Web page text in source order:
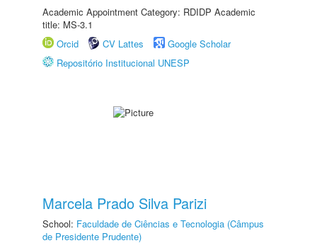
Academic Appointment Category: RDIDP Academic
title: MS-3.1
Orcid
CV Lattes
Google Scholar
Repositório Institucional UNESP
Marcela Prado Silva Parizi
School: Faculdade de Ciências e Tecnologia (Câmpus
de Presidente Prudente)